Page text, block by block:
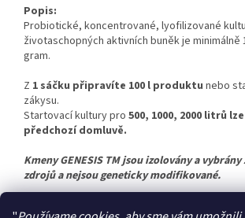
Popis:
Probiotické, koncentrované, lyofilizované
životaschopných aktivních buněk je minimálně
gram.
Z 1 sáčku připravíte 100 l produktu nebo
zákysu.
Startovací kultury pro 500, 1000, 2000 litrů
předchozí domluvě.
Kmeny GENESIS TM jsou izolovány a
zdrojů a nejsou geneticky modifikované.